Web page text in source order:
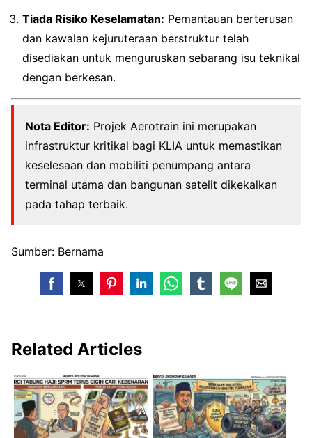
Tiada Risiko Keselamatan: Pemantauan berterusan
dan kawalan kejuruteraan berstruktur telah
disediakan untuk menguruskan sebarang isu teknikal
dengan berkesan.
Nota Editor: Projek Aerotrain ini merupakan
infrastruktur kritikal bagi KLIA untuk memastikan
keselesaan dan mobiliti penumpang antara
terminal utama dan bangunan satelit dikekalkan
pada tahap terbaik.
Sumber: Bernama
Related Articles